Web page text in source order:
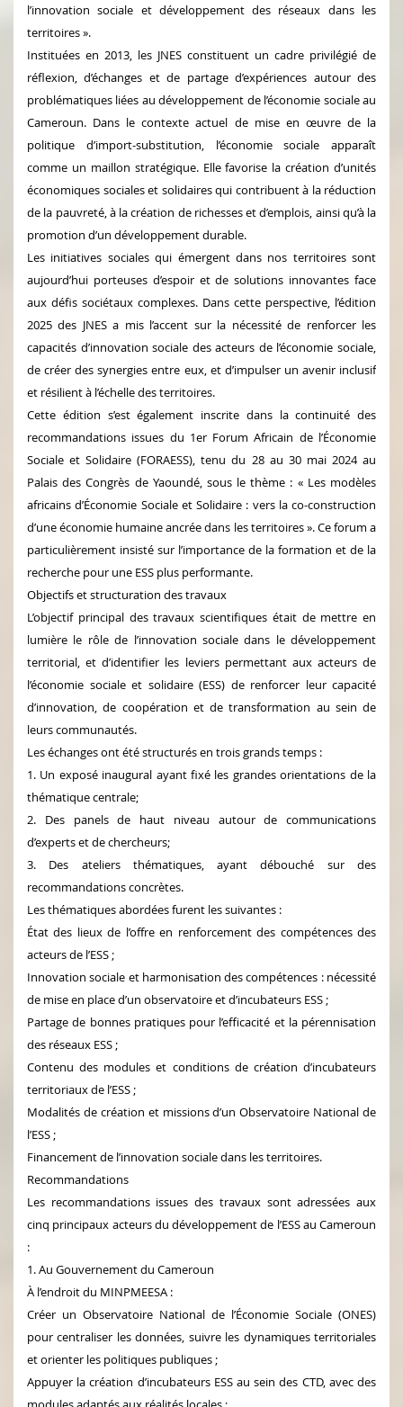
l’innovation sociale et développement des réseaux dans les
territoires ».
Instituées en 2013, les JNES constituent un cadre privilégié de
réflexion, d’échanges et de partage d’expériences autour des
problématiques liées au développement de l’économie sociale au
Cameroun. Dans le contexte actuel de mise en œuvre de la
politique d’import-substitution, l’économie sociale apparaît
comme un maillon stratégique. Elle favorise la création d’unités
économiques sociales et solidaires qui contribuent à la réduction
de la pauvreté, à la création de richesses et d’emplois, ainsi qu’à la
promotion d’un développement durable.
Les initiatives sociales qui émergent dans nos territoires sont
aujourd’hui porteuses d’espoir et de solutions innovantes face
aux défis sociétaux complexes. Dans cette perspective, l’édition
2025 des JNES a mis l’accent sur la nécessité de renforcer les
capacités d’innovation sociale des acteurs de l’économie sociale,
de créer des synergies entre eux, et d’impulser un avenir inclusif
et résilient à l’échelle des territoires.
Cette édition s’est également inscrite dans la continuité des
recommandations issues du 1er Forum Africain de l’Économie
Sociale et Solidaire (FORAESS), tenu du 28 au 30 mai 2024 au
Palais des Congrès de Yaoundé, sous le thème : « Les modèles
africains d’Économie Sociale et Solidaire : vers la co-construction
d’une économie humaine ancrée dans les territoires ». Ce forum a
particulièrement insisté sur l’importance de la formation et de la
recherche pour une ESS plus performante.
Objectifs et structuration des travaux
L’objectif principal des travaux scientifiques était de mettre en
lumière le rôle de l’innovation sociale dans le développement
territorial, et d’identifier les leviers permettant aux acteurs de
l’économie sociale et solidaire (ESS) de renforcer leur capacité
d’innovation, de coopération et de transformation au sein de
leurs communautés.
Les échanges ont été structurés en trois grands temps :
1. Un exposé inaugural ayant fixé les grandes orientations de la
thématique centrale;
2. Des panels de haut niveau autour de communications
d’experts et de chercheurs;
3. Des ateliers thématiques, ayant débouché sur des
recommandations concrètes.
Les thématiques abordées furent les suivantes :
État des lieux de l’offre en renforcement des compétences des
acteurs de l’ESS ;
Innovation sociale et harmonisation des compétences : nécessité
de mise en place d’un observatoire et d’incubateurs ESS ;
Partage de bonnes pratiques pour l’efficacité et la pérennisation
des réseaux ESS ;
Contenu des modules et conditions de création d’incubateurs
territoriaux de l’ESS ;
Modalités de création et missions d’un Observatoire National de
l’ESS ;
Financement de l’innovation sociale dans les territoires.
Recommandations
Les recommandations issues des travaux sont adressées aux
cinq principaux acteurs du développement de l’ESS au Cameroun
:
1. Au Gouvernement du Cameroun
À l’endroit du MINPMEESA :
Créer un Observatoire National de l’Économie Sociale (ONES)
pour centraliser les données, suivre les dynamiques territoriales
et orienter les politiques publiques ;
Appuyer la création d’incubateurs ESS au sein des CTD, avec des